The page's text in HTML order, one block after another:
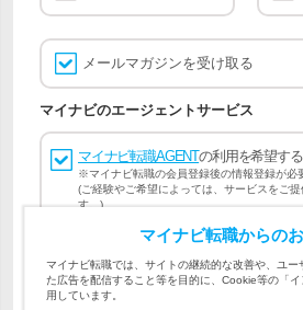
メールマガジンを受け取る
マイナビのエージェントサービス
マイナビ転職AGENTの利用を希望する
※マイナビ転職の会員登録後の情報登録が必
(ご経験やご希望によっては、サービスをご
す。)
会員登録には マイナビ転職 会員規約
会員規約、マイナビ転職AGENT 個人
個人情報の取り扱い
マイナビ転職からの
マイナビ転職では、サイトの継続的な改善や、ユー
た広告を配信すること等を目的に、Cookie等の「
用しています。